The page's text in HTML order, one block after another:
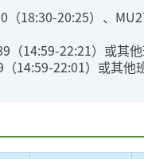
（18:30-20:25）、
（14:59-22:21）或其
22:01）或其他班